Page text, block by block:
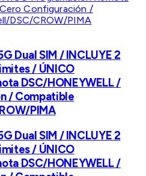
Dual SIM / INCLUYE 2
/ ÚNICO
DSC/HONEYWELL /
/ Compatible
PIMA
Dual SIM / INCLUYE 2
/ ÚNICO
DSC/HONEYWELL /